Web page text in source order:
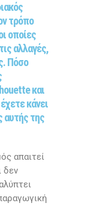
τρόπο
οποίες
αλλαγές,
Πόσο
και
κάνει
αυτής της
απαιτεί
δεν